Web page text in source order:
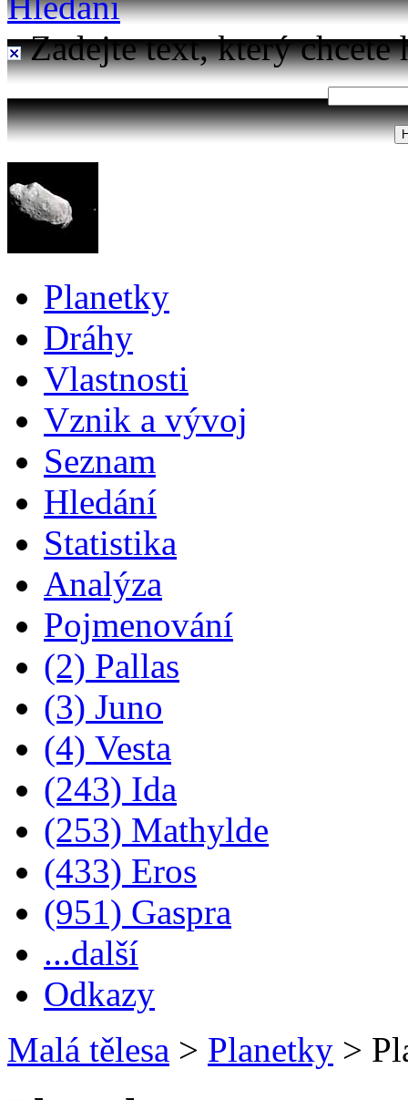
Zadejte text, který chcete
Planetky
Dráhy
Vlastnosti
Vznik a vývoj
Seznam
Hledání
Statistika
Analýza
Pojmenování
(2) Pallas
(3) Juno
(4) Vesta
(243) Ida
(253) Mathylde
(433) Eros
(951) Gaspra
...další
Odkazy
Malá tělesa > Planetky >